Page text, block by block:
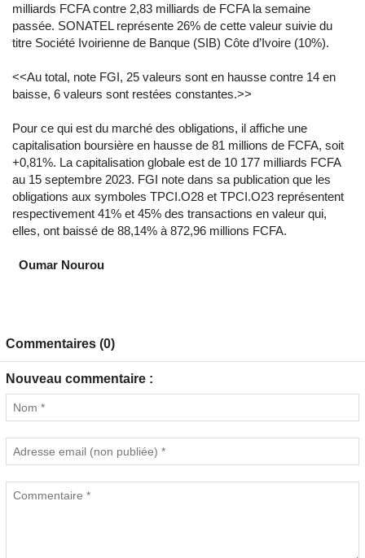
milliards FCFA contre 2,83 milliards de FCFA la semaine
passée. SONATEL représente 26% de cette valeur suivie du
titre Société Ivoirienne de Banque (SIB) Côte d’Ivoire (10%).
<<Au total, note FGI, 25 valeurs sont en hausse contre 14 en
baisse, 6 valeurs sont restées constantes.>>
Pour ce qui est du marché des obligations, il affiche une
capitalisation boursière en hausse de 81 millions de FCFA, soit
+0,81%. La capitalisation globale est de 10 177 milliards FCFA
au 15 septembre 2023. FGI note dans sa publication que les
obligations aux symboles TPCI.O28 et TPCI.O23 représentent
respectivement 41% et 45% des transactions en valeur qui,
elles, ont baissé de 88,14% à 872,96 millions FCFA.
Oumar Nourou
Commentaires (0)
Nouveau commentaire :